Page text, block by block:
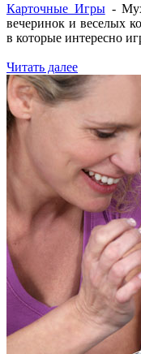
Карточные Игры-
вечеринок и веселых
в которые интересно
Читать далее